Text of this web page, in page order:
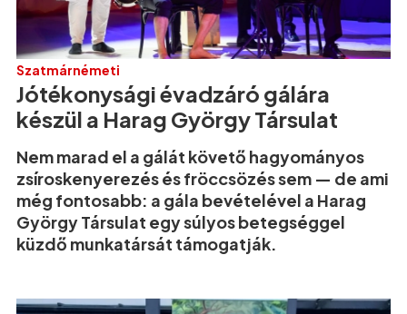
Szatmárnémeti
Jótékonysági évadzáró gálára
készül a Harag György Társulat
Nem marad el a gálát követő hagyományos
zsíroskenyerezés és fröccsözés sem — de ami
még fontosabb: a gála bevételével a Harag
György Társulat egy súlyos betegséggel
küzdő munkatársát támogatják.